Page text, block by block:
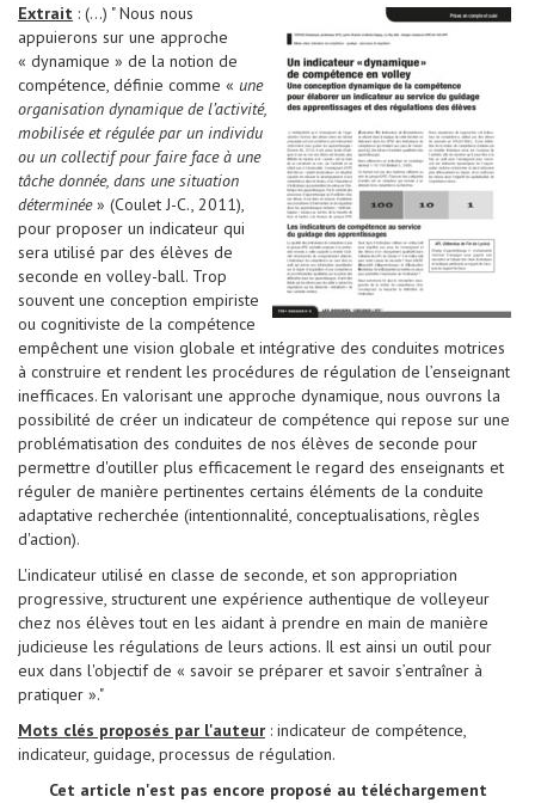
Extrait : (...) " Nous nous
appuierons sur une approche
« dynamique » de la notion de
compétence, définie comme « une
organisation dynamique de l’activité,
mobilisée et régulée par un individu
ou un collectif pour faire face à une
tâche donnée, dans une situation
déterminée» (Coulet J-C., 2011),
pour proposer un indicateur qui
sera utilisé par des élèves de
seconde en volley-ball. Trop
souvent une conception empiriste
ou cognitiviste de la compétence
empêchent une vision globale et intégrative des conduites motrices
à construire et rendent les procédures de régulation de l’enseignant
inefficaces. En valorisant une approche dynamique, nous ouvrons la
possibilité de créer un indicateur de compétence qui repose sur une
problématisation des conduites de nos élèves de seconde pour
permettre d'outiller plus efficacement le regard des enseignants et
réguler de manière pertinentes certains éléments de la conduite
adaptative recherchée (intentionnalité, conceptualisations, règles
d'action).
L'indicateur utilisé en classe de seconde, et son appropriation
progressive, structurent une expérience authentique de volleyeur
chez nos élèves tout en les aidant à prendre en main de manière
judicieuse les régulations de leurs actions. Il est ainsi un outil pour
eux dans l'objectif de « savoir se préparer et savoir s’entraîner à
pratiquer »."
Mots clés proposés par l'auteur : indicateur de compétence,
indicateur, guidage, processus de régulation.
Cet article n'est pas encore proposé au téléchargement